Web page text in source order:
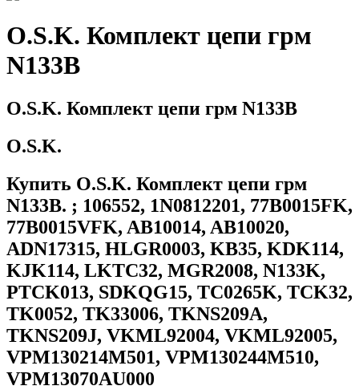
O.S.K. Комплект цепи грм
N133B
O.S.K. Комплект цепи грм N133B
O.S.K.
Купить O.S.K. Комплект цепи грм
N133B. ; 106552, 1N0812201, 77B0015FK,
77B0015VFK, AB10014, AB10020,
ADN17315, HLGR0003, KB35, KDK114,
KJK114, LKTC32, MGR2008, N133K,
PTCK013, SDKQG15, TC0265K, TCK32,
TK0052, TK33006, TKNS209A,
TKNS209J, VKML92004, VKML92005,
VPM130214M501, VPM130244M510,
VPM13070AU000